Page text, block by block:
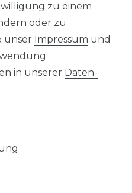
zu einem
oder zu
unser Impressum und
in unserer Daten­